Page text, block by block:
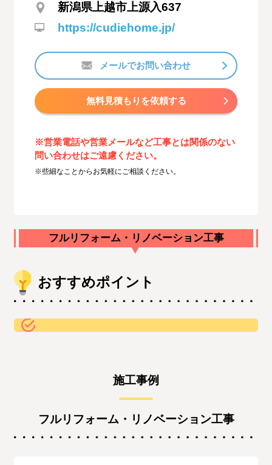
新潟県上越市上源入637
https://cudiehome.jp/
メールでお問い合わせ
無料見積もりを依頼する
※営業電話や営業メールなど工事とは関係のない
問い合わせはご遠慮ください。
※些細なことからお気軽にご相談ください。
フルリフォーム・リノベーション工事
おすすめポイント
施工事例
フルリフォーム・リノベーション工事